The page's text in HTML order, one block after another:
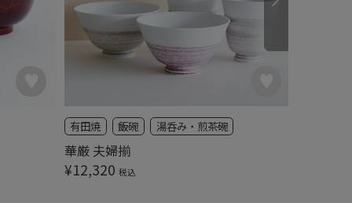
華厳 夫婦揃
有田焼 飯碗 湯呑み・煎茶碗
¥12,320 税込